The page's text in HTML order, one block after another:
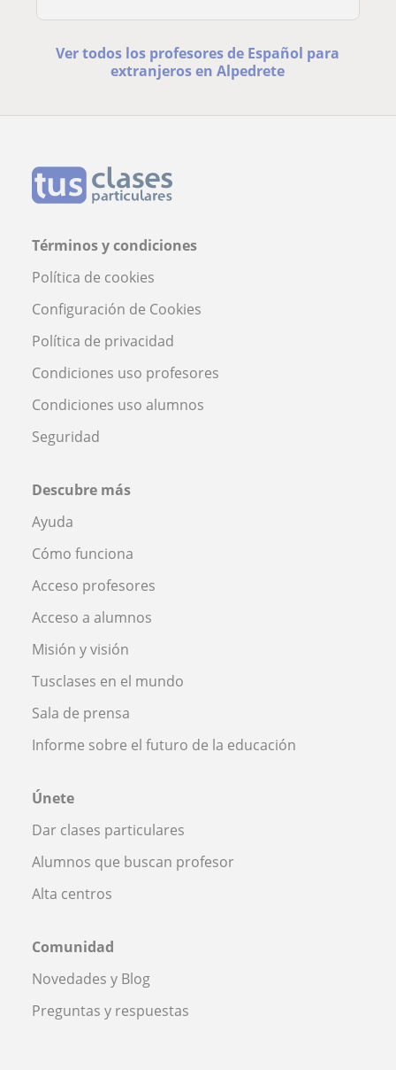
Ver todos los profesores de Español para
extranjeros en Alpedrete
Términos y condiciones
Política de cookies
Configuración de Cookies
Política de privacidad
Condiciones uso profesores
Condiciones uso alumnos
Seguridad
Descubre más
Ayuda
Cómo funciona
Acceso profesores
Acceso a alumnos
Misión y visión
Tusclases en el mundo
Sala de prensa
Informe sobre el futuro de la educación
Únete
Dar clases particulares
Alumnos que buscan profesor
Alta centros
Comunidad
Novedades y Blog
Preguntas y respuestas